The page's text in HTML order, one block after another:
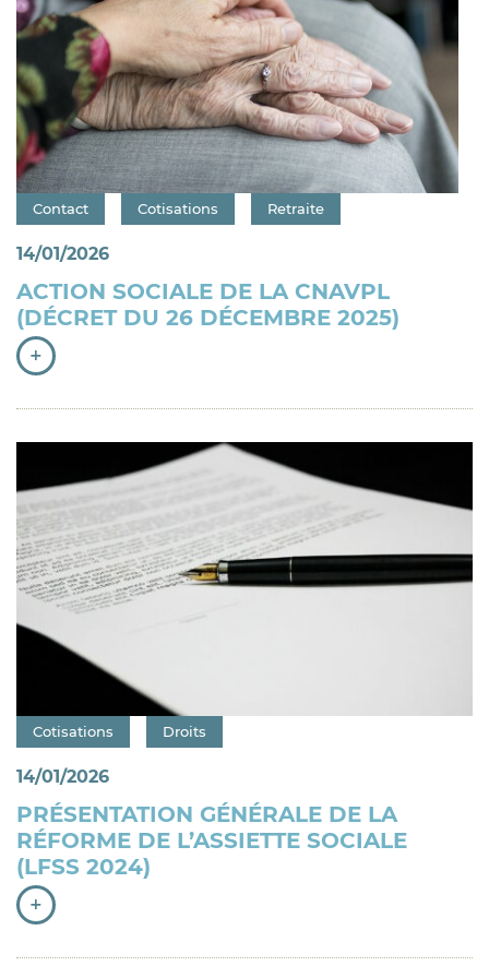
Catégorie : "
Contact Cotisations Retraite
14/01/2026
ACTION SOCIALE DE LA CNAVPL
(DÉCRET DU 26 DÉCEMBRE 2025)
+
Catégorie : "
Cotisations Droits
14/01/2026
PRÉSENTATION GÉNÉRALE DE LA
RÉFORME DE L’ASSIETTE SOCIALE
(LFSS 2024)
+